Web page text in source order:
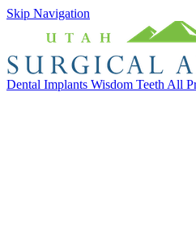
Skip Navigation
Dental Implants Wisdom Teeth All